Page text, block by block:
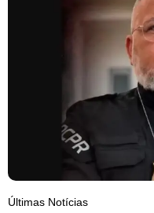
Últimas Notícias